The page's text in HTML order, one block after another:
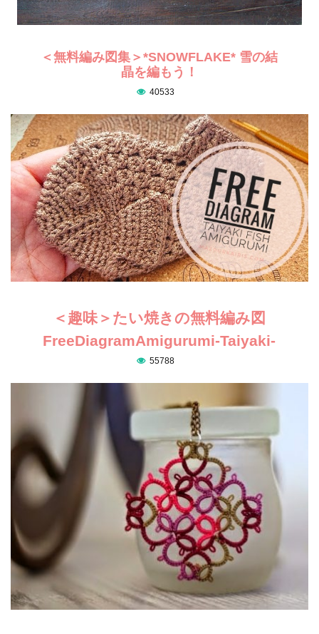
＜無料編み図集＞*SNOWFLAKE* 雪の結
晶を編もう！
40533
＜趣味＞たい焼きの無料編み図
FreeDiagramAmigurumi-Taiyaki-
55788